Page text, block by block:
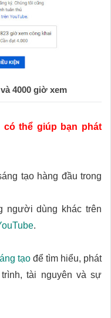
4000 giờ xem
có thể giúp bạn phát
tạo hàng đầu trong
người dùng khác trên
.
tạo để tìm hiểu, phát
tài nguyên và sự